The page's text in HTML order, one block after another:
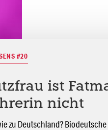
#20
ist
nicht
zu Deutschland?